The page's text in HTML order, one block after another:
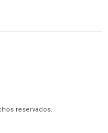
reservados.